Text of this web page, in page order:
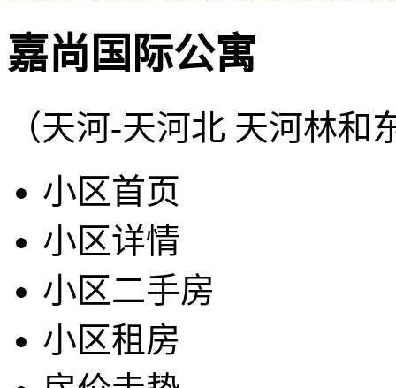
嘉尚国际公寓
（天河-天河北 天河林和
小区首页
小区详情
小区二手房
小区租房